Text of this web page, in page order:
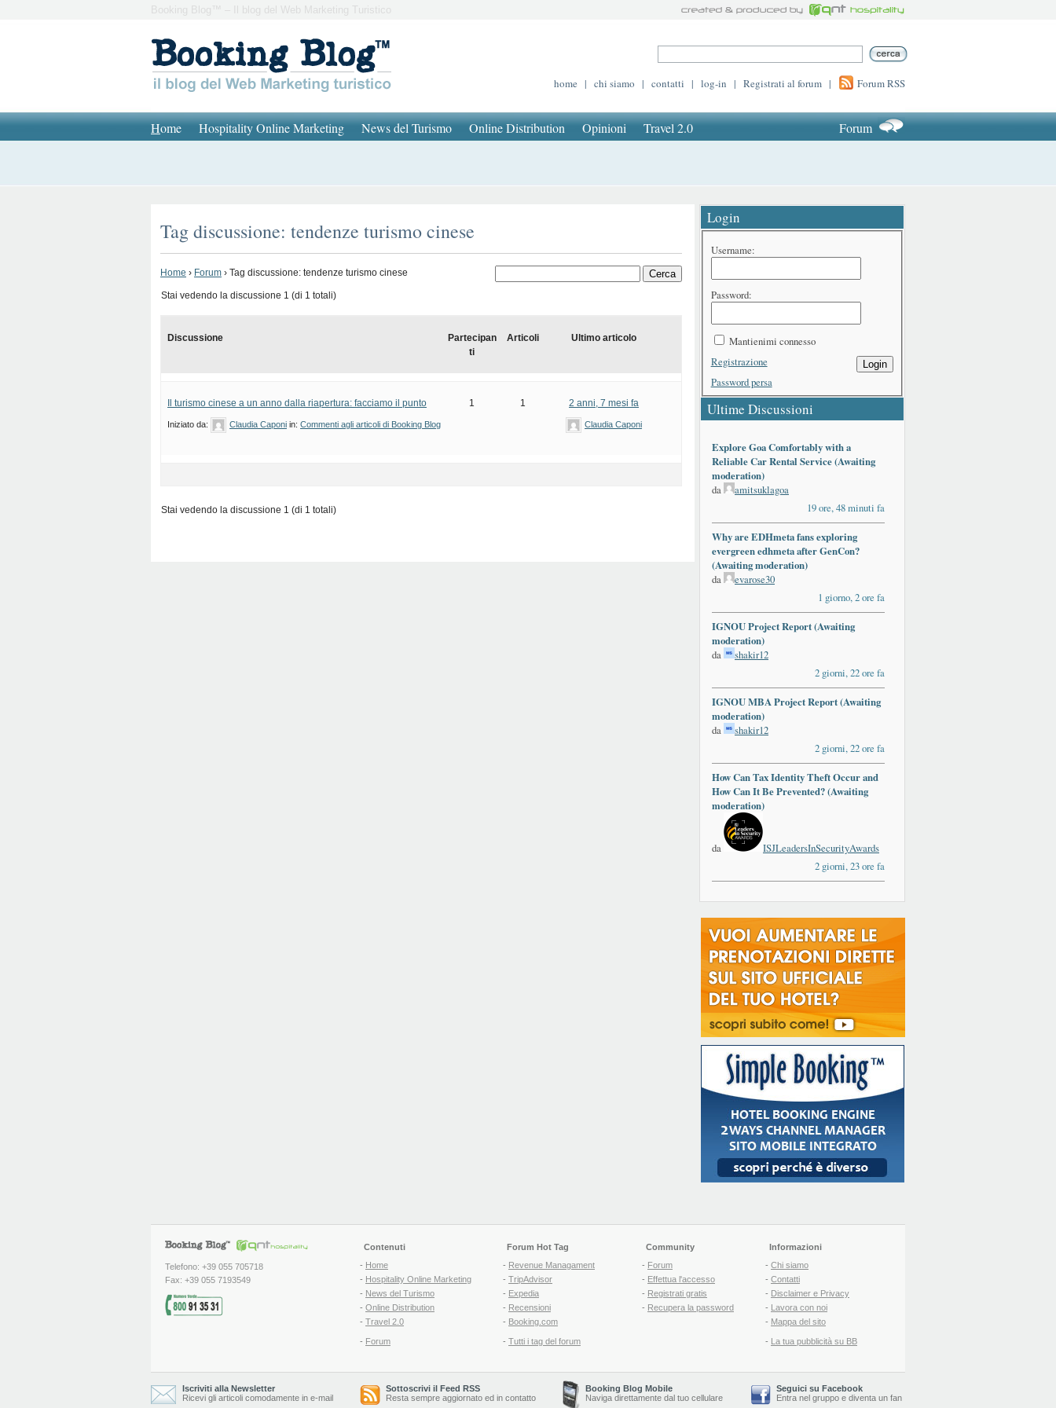
Booking Blog™ – Il blog del Web Marketing Turistico
home | chi siamo | contatti | log-in | Registrati al forum | Forum RSS
Home Hospitality Online Marketing News del Turismo Online Distribution Opinioni Travel 2.0 Forum
Tag discussione: tendenze turismo cinese
Home › Forum › Tag discussione: tendenze turismo cinese
Stai vedendo la discussione 1 (di 1 totali)
Discussione
Partecipan
ti
Articoli Ultimo articolo
Il turismo cinese a un anno dalla riapertura: facciamo il punto
Iniziato da: Claudia Caponi in: Commenti agli articoli di Booking Blog
1 1 2 anni, 7 mesi fa
Claudia Caponi
Stai vedendo la discussione 1 (di 1 totali)
Login
Username:
Password:
Mantienimi connesso
Login
Registrazione
Password persa
Ultime Discussioni
Explore Goa Comfortably with a
Reliable Car Rental Service (Awaiting
moderation)
da
amitsuklagoa
19 ore, 48 minuti fa
Why are EDHmeta fans exploring
evergreen edhmeta after GenCon?
(Awaiting moderation)
da
evarose30
1 giorno, 2 ore fa
IGNOU Project Report (Awaiting
moderation)
da
shakir12
2 giorni, 22 ore fa
IGNOU MBA Project Report (Awaiting
moderation)
da
shakir12
2 giorni, 22 ore fa
How Can Tax Identity Theft Occur and
How Can It Be Prevented? (Awaiting
moderation)
da
ISJLeadersInSecurityAwards
2 giorni, 23 ore fa
Telefono: +39 055 705718
Fax: +39 055 7193549
Contenuti
- Home
- Hospitality Online Marketing
- News del Turismo
- Online Distribution
- Travel 2.0
- Forum
Forum Hot Tag
- Revenue Managament
- TripAdvisor
- Expedia
- Recensioni
- Booking.com
- Tutti i tag del forum
Community
- Forum
- Effettua l'accesso
- Registrati gratis
- Recupera la password
Informazioni
- Chi siamo
- Contatti
- Disclaimer e Privacy
- Lavora con noi
- Mappa del sito
- La tua pubblicità su BB
Iscriviti alla Newsletter
Ricevi gli articoli comodamente in e-mail
Sottoscrivi il Feed RSS
Resta sempre aggiornato ed in contatto
Booking Blog Mobile
Naviga direttamente dal tuo cellulare
Seguici su Facebook
Entra nel gruppo e diventa un fan